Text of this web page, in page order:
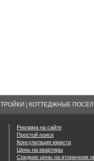
КОТТЕДЖНЫЕ
Реклама на сайте
Простой поиск
Консультация юриста
Цены на квартиры
Средние цены на вторичном